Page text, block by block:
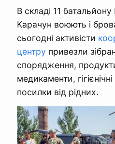
В складі 11
Карачун воюють і
сьогодні активісти
центру привезли
спорядження,
медикаменти,
посилки від рідних.